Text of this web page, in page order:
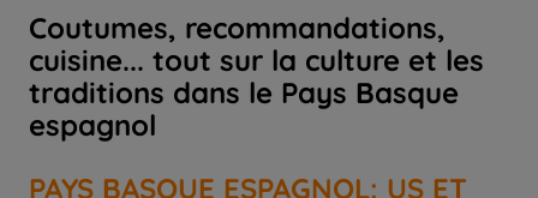
Coutumes, recommandations,
cuisine... tout sur la culture et les
traditions dans le Pays Basque
espagnol
PAYS BASQUE ESPAGNOL: US ET